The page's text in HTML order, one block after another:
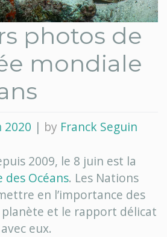
photos de
mondiale
2020 | by Franck Seguin
2009, le 8 juin est la
des Océans. Les Nations
en l’importance des
et le rapport délicat
eux.